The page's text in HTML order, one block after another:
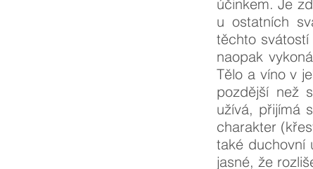
účinkem. Je
u ostatních
těchto
naopak
Tělo a víno v
pozdější než
užívá, přijímá
charakter
také duchovní
jasné, že